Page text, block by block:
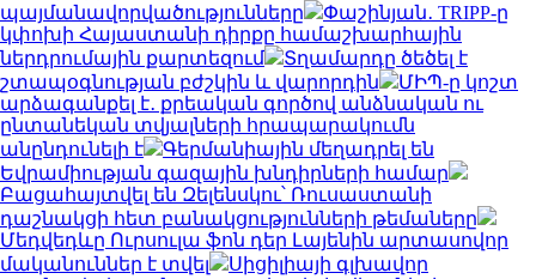
պայմանավորվածությունները
Փաշինյան․ TRIPP-ը
կփոխի Հայաստանի դիրքը համաշխարհային
ներդրումային քարտեզում
Տղամարդը ծեծել է
շտապօգնության բժշկին և վարորդին
ՄԻՊ-ը կոշտ
արձագանքել է․ քրեական գործով անձնական ու
ընտանեկան տվյալների հրապարակումն
անընդունելի է
Գերմանիային մեղադրել են
Եվրամիության գազային խնդիրների համար
Բացահայտվել են Զելենսկու՝ Ռուսաստանի
դաշնակցի հետ բանակցությունների թեմաները
Մեդվեդևը Ուրսուլա ֆոն դեր Լայենին արտասովոր
մականուններ է տվել
Սիցիլիայի գլխավոր